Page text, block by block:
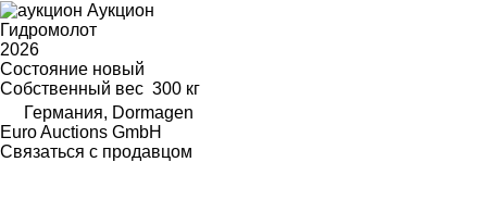
Аукцион
Гидромолот
2026
Состояние новый
Собственный вес 300 кг
Германия, Dormagen
Euro Auctions GmbH
Связаться с продавцом